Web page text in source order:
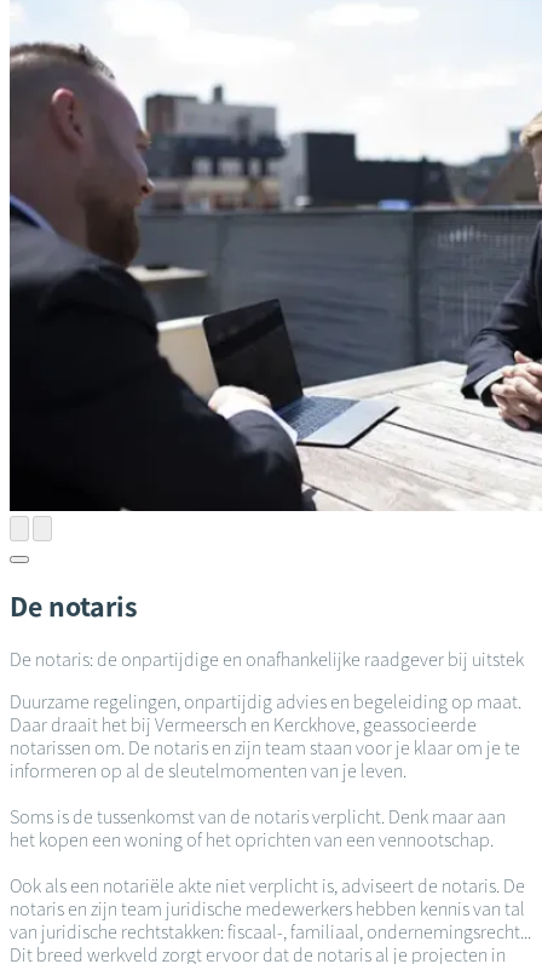
De notaris
De notaris: de onpartijdige en onafhankelijke raadgever bij uitstek
Duurzame regelingen, onpartijdig advies en begeleiding op maat.
Daar draait het bij Vermeersch en Kerckhove, geassocieerde
notarissen om. De notaris en zijn team staan voor je klaar om je te
informeren op al de sleutelmomenten van je leven.
Soms is de tussenkomst van de notaris verplicht. Denk maar aan
het kopen een woning of het oprichten van een vennootschap.
Ook als een notariële akte niet verplicht is, adviseert de notaris. De
notaris en zijn team juridische medewerkers hebben kennis van tal
van juridische rechtstakken: fiscaal-, familiaal, ondernemingsrecht...
Dit breed werkveld zorgt ervoor dat de notaris al je projecten in